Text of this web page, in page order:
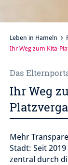
Leben in Hameln
Ihr Weg zum Kita-
Das
Ihr Weg
Mehr
Stadt: Seit
zentral durch